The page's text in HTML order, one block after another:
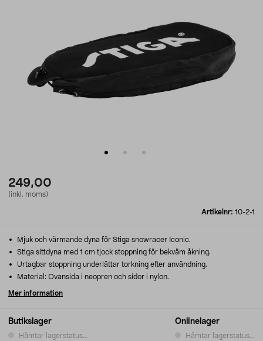
249,00
(inkl. moms)
Artikelnr: 10-2-1
Butikslager
Hämtar lagerstatus...
Onlinelager
Hämtar lagerstatus...
Mjuk och värmande dyna för Stiga snowracer Iconic.
Stiga sittdyna med 1 cm tjock stoppning för bekväm åkning.
Urtagbar stoppning underlättar torkning efter användning.
Material: Ovansida i neopren och sidor i nylon.
Mer information